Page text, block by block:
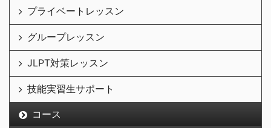
プライベートレッスン
グループレッスン
JLPT対策レッスン
技能実習生サポート
コース